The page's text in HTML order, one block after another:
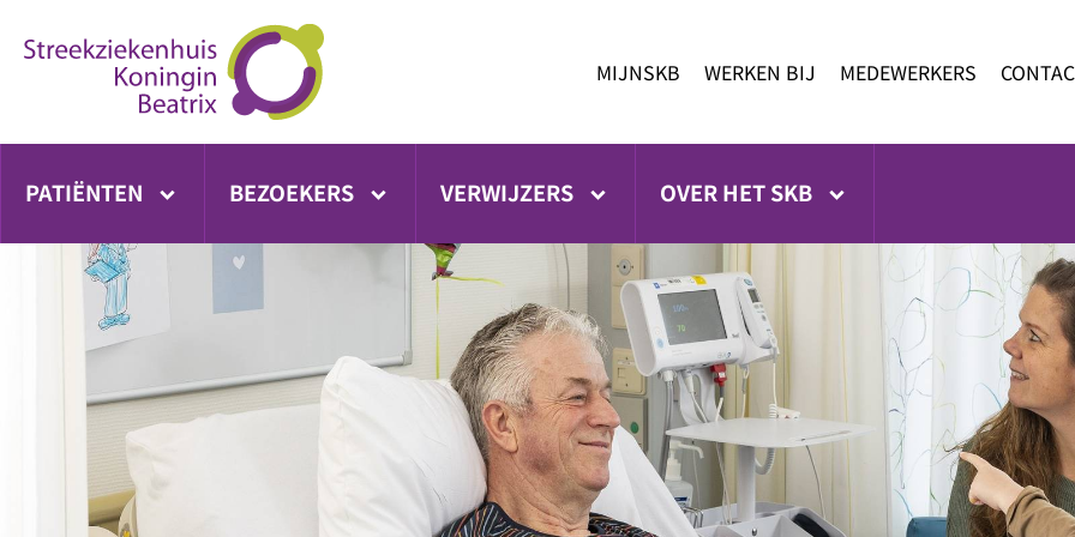
direct
MIJNSKB WERKEN BIJ MEDEWERKERS
PATIËNTEN BEZOEKERS VERWIJZERS OVER HET SKB